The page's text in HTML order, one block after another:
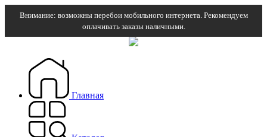
Внимание: возможны перебои мобильного интернета. Рекомендуем
оплачивать заказы наличными.
Главная